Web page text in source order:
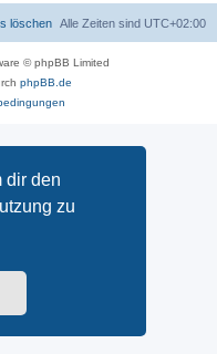
dir den
zu
Alle Zeiten sind UTC+02:00
löschen
© phpBB Limited
phpBB.de